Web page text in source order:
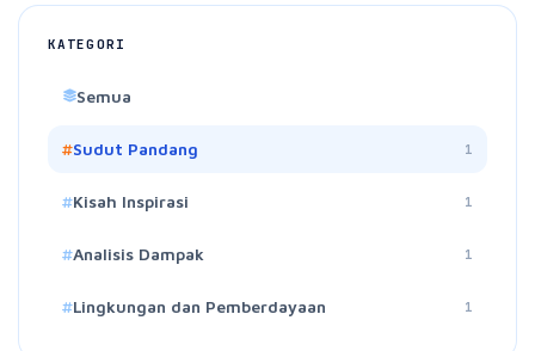
KATEGORI
Semua
Sudut Pandang 1
Kisah Inspirasi 1
Analisis Dampak 1
Lingkungan dan Pemberdayaan 1